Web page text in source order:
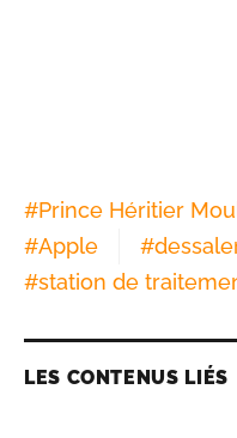
#Prince Héritier
#Apple #
#station de
LES CONTENUS LIÉS